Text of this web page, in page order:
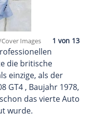
Images
die britische
einzige, als der
GT4 , Baujahr 1978,
das vierte Auto
wurde.